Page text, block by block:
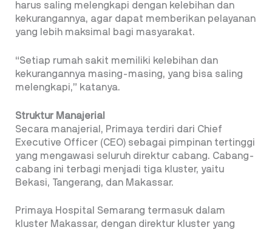
harus saling melengkapi dengan kelebihan dan
kekurangannya, agar dapat memberikan pelayanan
yang lebih maksimal bagi masyarakat.
“Setiap rumah sakit memiliki kelebihan dan
kekurangannya masing-masing, yang bisa saling
melengkapi,” katanya.
Struktur Manajerial
Secara manajerial, Primaya terdiri dari Chief
Executive Officer (CEO) sebagai pimpinan tertinggi
yang mengawasi seluruh direktur cabang. Cabang-
cabang ini terbagi menjadi tiga kluster, yaitu
Bekasi, Tangerang, dan Makassar.
Primaya Hospital Semarang termasuk dalam
kluster Makassar, dengan direktur kluster yang